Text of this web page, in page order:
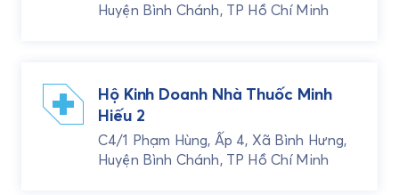
Huyện Bình Chánh, TP Hồ Chí Minh
Hộ Kinh Doanh Nhà Thuốc Minh
Hiếu 2
C4/1 Phạm Hùng, Ấp 4, Xã Bình Hưng,
Huyện Bình Chánh, TP Hồ Chí Minh